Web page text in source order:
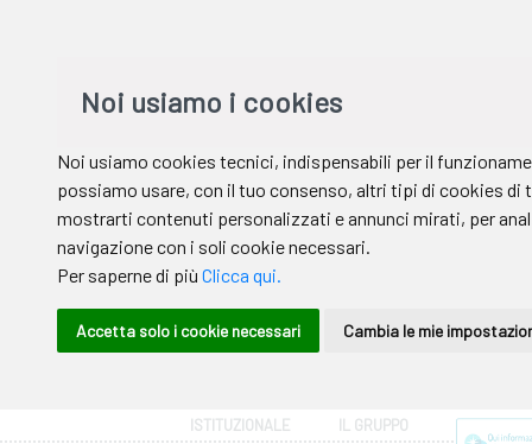
ISTITUZIONALE IL GRUPPO